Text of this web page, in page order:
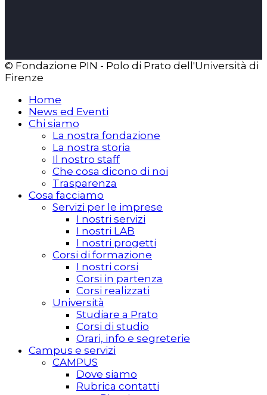
© Fondazione PIN - Polo di Prato dell'Università di
Firenze
Home
News ed Eventi
Chi siamo
La nostra fondazione
La nostra storia
Il nostro staff
Che cosa dicono di noi
Trasparenza
Cosa facciamo
Servizi per le imprese
I nostri servizi
I nostri LAB
I nostri progetti
Corsi di formazione
I nostri corsi
Corsi in partenza
Corsi realizzati
Università
Studiare a Prato
Corsi di studio
Orari, info e segreterie
Campus e servizi
CAMPUS
Dove siamo
Rubrica contatti